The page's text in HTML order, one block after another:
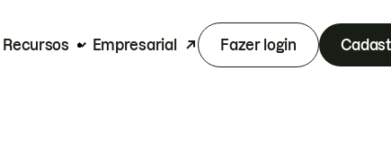
Recursos Empresarial Fazer login